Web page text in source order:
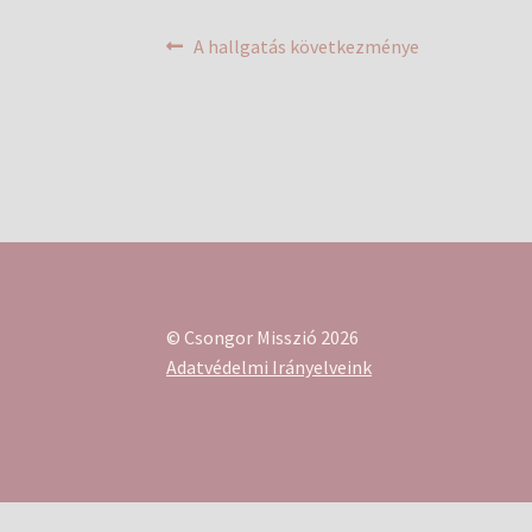
Bejegyzés
Previous
A hallgatás következménye
© Csongor Misszió 2026
Adatvédelmi Irányelveink